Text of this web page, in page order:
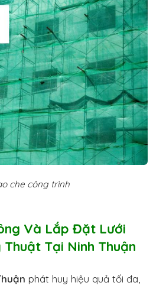
che công trình
Và Lắp Đặt Lưới
Tại Ninh Thuận
phát huy hiệu quả tối đa,